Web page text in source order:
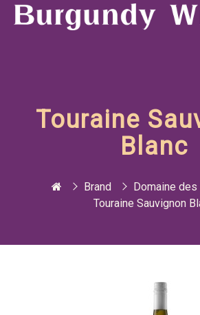
Touraine
Blanc
Brand
Domaine
Touraine Sauvignon